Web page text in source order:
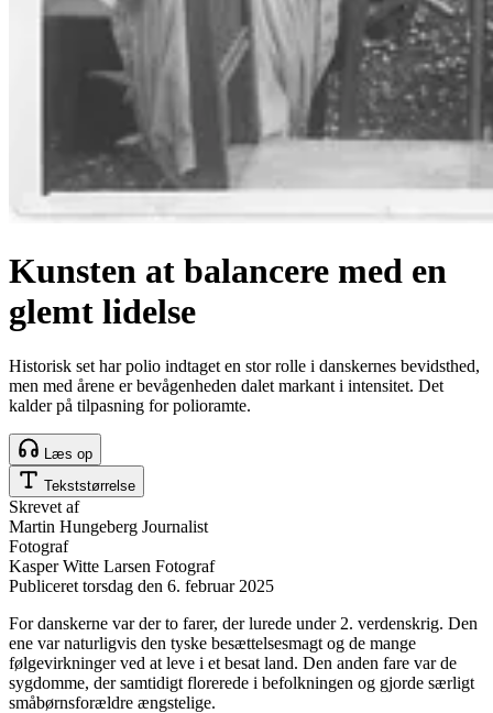
Kunsten at balancere med en
glemt lidelse
Historisk set har polio indtaget en stor rolle i danskernes bevidsthed,
men med årene er bevågenheden dalet markant i intensitet. Det
kalder på tilpasning for polioramte.
Læs op
Tekststørrelse
Skrevet af
Martin Hungeberg Journalist
Fotograf
Kasper Witte Larsen Fotograf
Publiceret torsdag den 6. februar 2025
For danskerne var der to farer, der lurede under 2. verdenskrig. Den
ene var naturligvis den tyske besættelsesmagt og de mange
følgevirkninger ved at leve i et besat land. Den anden fare var de
sygdomme, der samtidigt florerede i befolkningen og gjorde særligt
småbørnsforældre ængstelige.